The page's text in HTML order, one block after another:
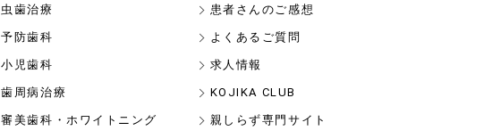
虫歯治療
予防歯科
小児歯科
歯周病治療
審美歯科・ホワイトニング
患者さんのご感想
よくあるご質問
求人情報
KOJIKA CLUB
親しらず専門サイト